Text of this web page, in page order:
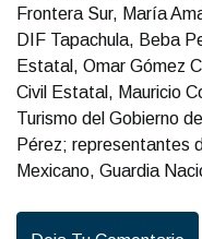
Frontera Sur, María
DIF Tapachula, Beba
Estatal, Omar Gómez
Civil Estatal, Mauricio
Turismo del Gobierno
Pérez; representantes
Mexicano, Guardia